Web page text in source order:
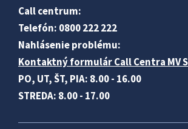
Call centrum:
Telefón: 0800 222 222
Nahlásenie problému:
Kontaktný formulár Call Centra MV
PO, UT, ŠT, PIA: 8.00 - 16.00
STREDA: 8.00 - 17.00